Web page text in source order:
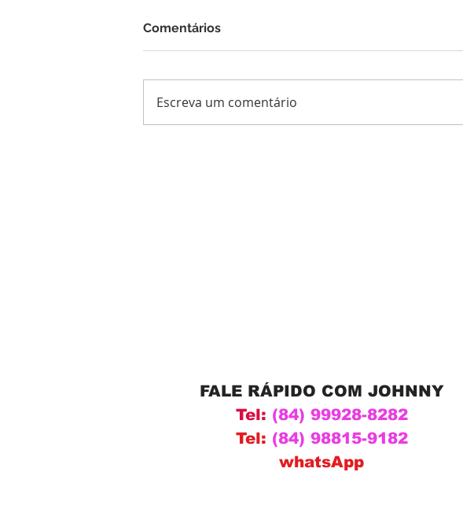
Comentários
Escreva um comentário
FALE RÁPIDO COM JOHNNY
Tel: (84) 99928-8282
Tel: (84) 98815-9182
whatsApp